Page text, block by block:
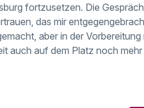
fortzusetzen. Die
das mir
aber in der
auch auf dem Platz noch mehr